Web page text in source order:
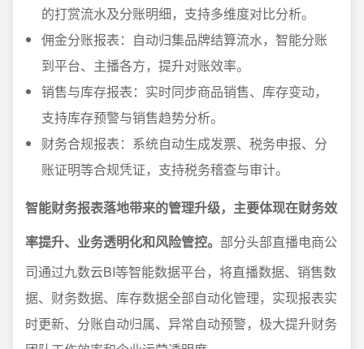
的打赏流水及分账明细，支持多维度对比分析。
佣金分账报表：自动归集品牌结算流水，智能分账
到平台、主播各方，提升对账效率。
销售与库存报表：实时同步商品销售、库存变动，
支持库存预警与销售趋势分析。
财务合规报表：系统自动生成发票、税务申报、分
账证明等合规凭证，支持税务稽查与审计。
智能财务报表落地带来的管理升级，主要体现在财务效
率提升、业务透明化和风险管控。 部分头部直播电商公
司通过九数云BI等智能数据平台，将直播数据、销售数
据、财务数据、库存数据全部自动化管理，实现报表实
时更新、分账自动归属、异常自动预警，极大提升财务